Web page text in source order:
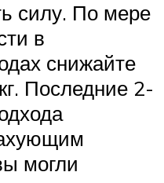
силу. По мере
в
снижайте
Последние 2-
могли